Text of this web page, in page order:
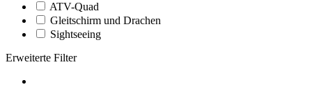
ATV-Quad
Gleitschirm und Drachen
Sightseeing
Erweiterte Filter